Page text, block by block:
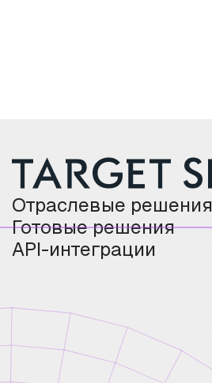
Отраслевые решения
Готовые решения
API-интеграции